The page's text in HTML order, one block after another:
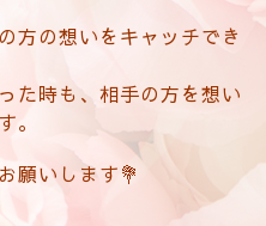
方の想いをキャッチでき
た時も、相手の方を想い
。
願いします💐